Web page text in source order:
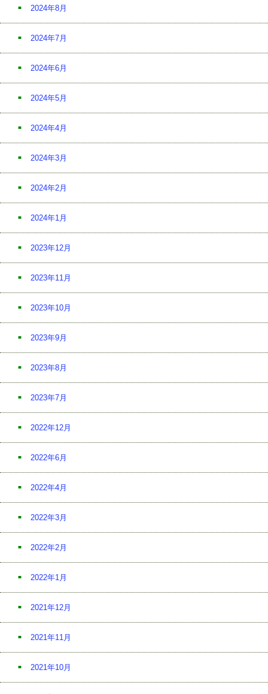
2024年8月
2024年7月
2024年6月
2024年5月
2024年4月
2024年3月
2024年2月
2024年1月
2023年12月
2023年11月
2023年10月
2023年9月
2023年8月
2023年7月
2022年12月
2022年6月
2022年4月
2022年3月
2022年2月
2022年1月
2021年12月
2021年11月
2021年10月